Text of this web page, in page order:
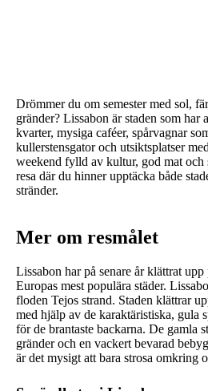
Drömmer du om semester med sol,
gränder? Lissabon är staden som har
kvarter, mysiga caféer, spårvagnar
kullerstensgator och utsiktsplatser
weekend fylld av kultur, god mat och
resa där du hinner upptäcka både
stränder.
Mer om resmålet
Lissabon har på senare år klättrat
Europas mest populära städer.
floden Tejos strand. Staden klättrar
med hjälp av de karaktäristiska, gula
för de brantaste backarna. De gamla
gränder och en vackert bevarad
är det mysigt att bara strosa omkring